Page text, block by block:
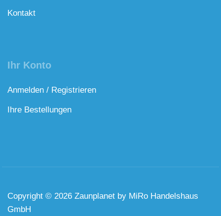
Kontakt
Ihr Konto
Anmelden / Registrieren
Ihre Bestellungen
Copyright © 2026 Zaunplanet by MiRo Handelshaus
GmbH